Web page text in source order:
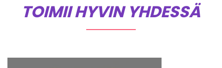
TOIMII HYVIN YHDESSÄ